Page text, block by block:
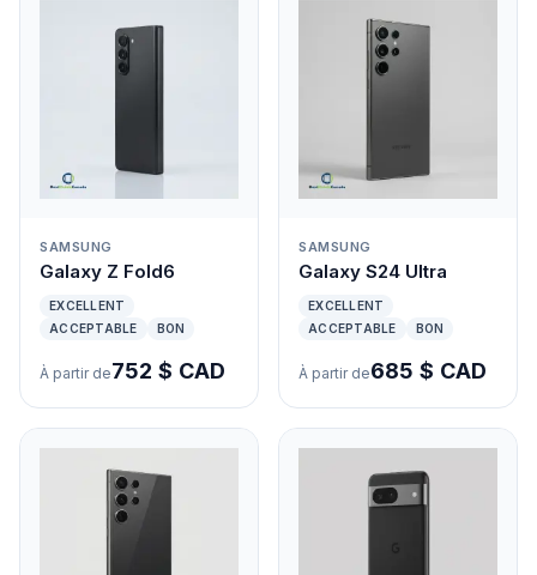
SAMSUNG
Galaxy Z Fold6
EXCELLENT
ACCEPTABLE
BON
À partir de752 $ CAD
SAMSUNG
Galaxy S24 Ultra
EXCELLENT
ACCEPTABLE
BON
À partir de685 $ CAD